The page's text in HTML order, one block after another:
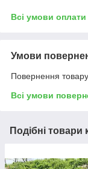
Всі умови оплати
Умови
Повернення
Всі умови
Подібні товари